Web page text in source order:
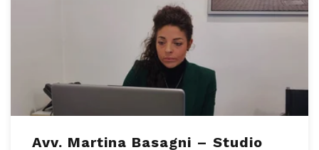
Avv. Martina Basagni – Studio